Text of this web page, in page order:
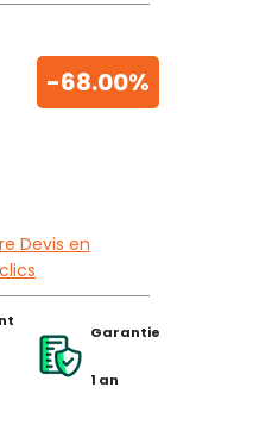
-68.00%
Devis en
Garantie
1 an